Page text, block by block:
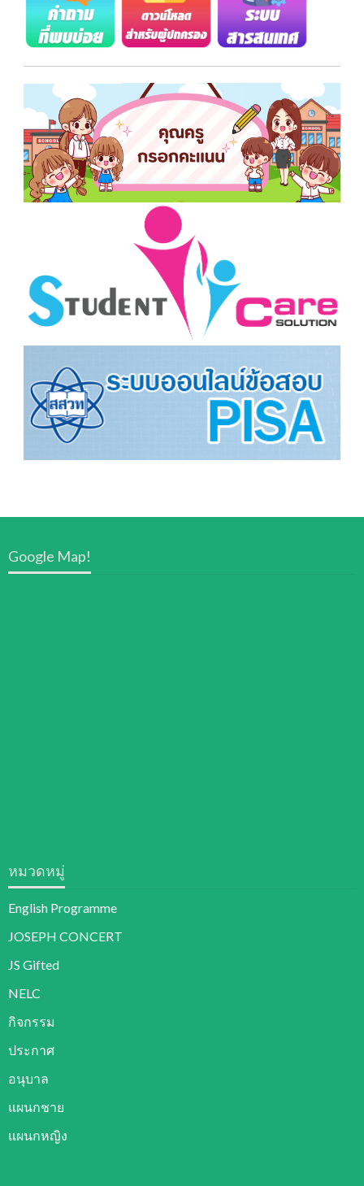
Google Map!
หมวดหมู่
English Programme
JOSEPH CONCERT
JS Gifted
NELC
กิจกรรม
ประกาศ
อนุบาล
แผนกชาย
แผนกหญิง